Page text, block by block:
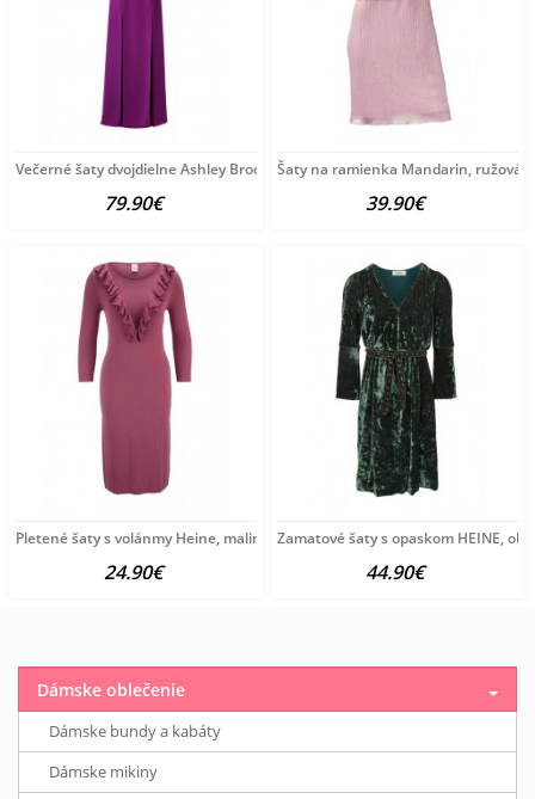
Večerné šaty dvojdielne Ashley Brooke, fialová
79.90€
Šaty na ramienka Mandarin, ružová
39.90€
Pletené šaty s volánmy Heine, malinová
24.90€
Zamatové šaty s opaskom HEINE,
44.90€
Dámske oblečenie
Dámske bundy a kabáty
Dámske mikiny